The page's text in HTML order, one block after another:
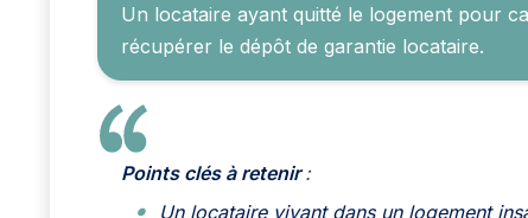
Un locataire ayant quitté le logement pour
récupérer le dépôt de garantie locataire.
Points clés à retenir:
Un locataire vivant dans un logement